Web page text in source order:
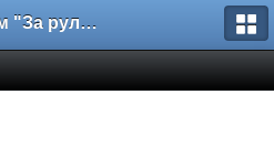
Форум "За рулем"